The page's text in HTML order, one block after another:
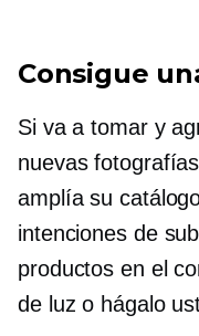
Consigue
Si va a tomar y
nuevas
amplía su
intenciones de
productos en el
de luz o hágalo